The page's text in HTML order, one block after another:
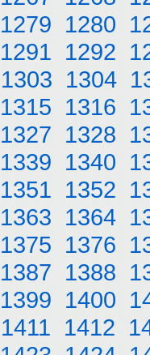
1279 1280
1291 1292
1303 1304
1315 1316
1327 1328
1339 1340
1351 1352
1363 1364
1375 1376
1387 1388
1399 1400
1411 1412